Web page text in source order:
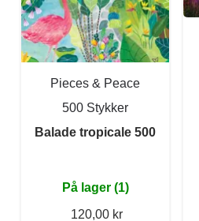
Pieces & Peace
500 Stykker
Balade tropicale 500
På lager (1)
120,00 kr